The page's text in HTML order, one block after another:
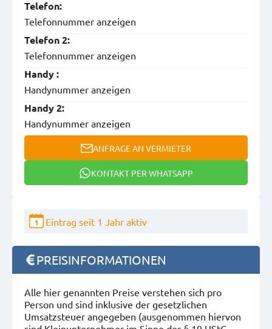
Telefon:
Telefonnummer anzeigen
Telefon 2:
Telefonnummer anzeigen
Handy :
Handynummer anzeigen
Handy 2:
Handynummer anzeigen
ANFRAGE AN VERMIETER
KONTAKT PER WHATSAPP
1 Eintrag seit 1 Jahr aktiv
PREISINFORMATIONEN
Alle hier genannten Preise verstehen sich pro
Person und sind inklusive der gesetzlichen
Umsatzsteuer angegeben (ausgenommen hiervon